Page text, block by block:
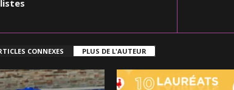
CONNEXES PLUS DE L'AUTEUR